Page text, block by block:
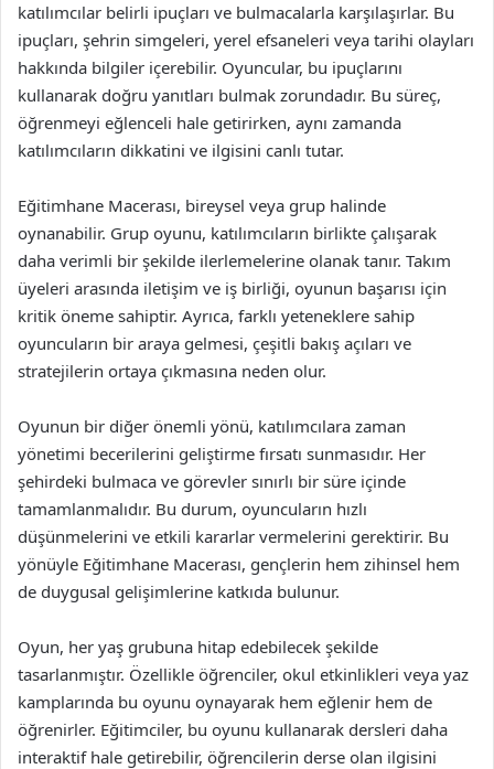
katılımcılar belirli ipuçları ve bulmacalarla karşılaşırlar. Bu
ipuçları, şehrin simgeleri, yerel efsaneleri veya tarihi olayları
hakkında bilgiler içerebilir. Oyuncular, bu ipuçlarını
kullanarak doğru yanıtları bulmak zorundadır. Bu süreç,
öğrenmeyi eğlenceli hale getirirken, aynı zamanda
katılımcıların dikkatini ve ilgisini canlı tutar.
Eğitimhane Macerası, bireysel veya grup halinde
oynanabilir. Grup oyunu, katılımcıların birlikte çalışarak
daha verimli bir şekilde ilerlemelerine olanak tanır. Takım
üyeleri arasında iletişim ve iş birliği, oyunun başarısı için
kritik öneme sahiptir. Ayrıca, farklı yeteneklere sahip
oyuncuların bir araya gelmesi, çeşitli bakış açıları ve
stratejilerin ortaya çıkmasına neden olur.
Oyunun bir diğer önemli yönü, katılımcılara zaman
yönetimi becerilerini geliştirme fırsatı sunmasıdır. Her
şehirdeki bulmaca ve görevler sınırlı bir süre içinde
tamamlanmalıdır. Bu durum, oyuncuların hızlı
düşünmelerini ve etkili kararlar vermelerini gerektirir. Bu
yönüyle Eğitimhane Macerası, gençlerin hem zihinsel hem
de duygusal gelişimlerine katkıda bulunur.
Oyun, her yaş grubuna hitap edebilecek şekilde
tasarlanmıştır. Özellikle öğrenciler, okul etkinlikleri veya yaz
kamplarında bu oyunu oynayarak hem eğlenir hem de
öğrenirler. Eğitimciler, bu oyunu kullanarak dersleri daha
interaktif hale getirebilir, öğrencilerin derse olan ilgisini